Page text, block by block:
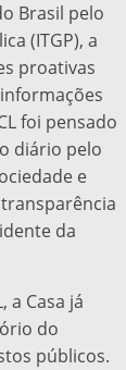
Brasil pelo
(ITGP), a
proativas
foi pensado
diário pelo
e
da
a Casa já
do
públicos.